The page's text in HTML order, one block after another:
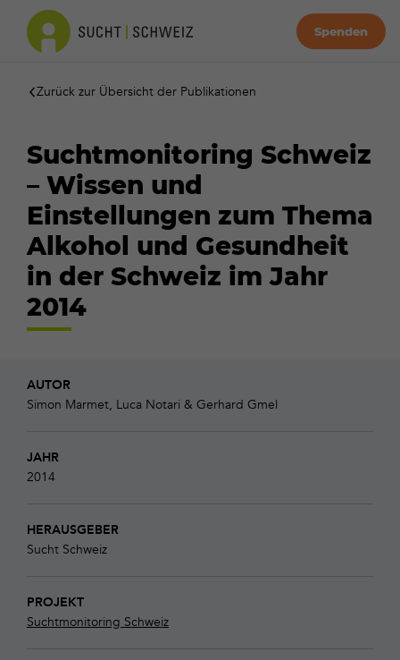
Spenden
Zurück zur Übersicht der Publikationen
Suchtmonitoring Schweiz
– Wissen und
Einstellungen zum Thema
Alkohol und Gesundheit
in der Schweiz im Jahr
2014
AUTOR
Simon Marmet, Luca Notari & Gerhard Gmel
JAHR
2014
HERAUSGEBER
Sucht Schweiz
PROJEKT
Suchtmonitoring Schweiz